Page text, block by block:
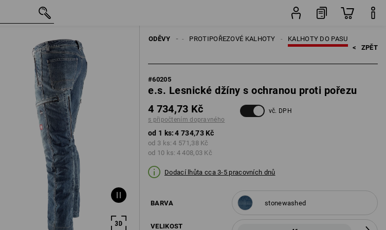
ODĚVY KALHOTY DO PASU
PROTIPOŘEZOVÉ KALHOTY
PRACOVNÍ KALHOTY
< ZPĚT
#60205
e.s. Lesnické džíny s ochranou proti pořezu
4 734,73 Kč
s připočtením dopravného
vč. DPH
od 1 ks: 4 734,73 Kč
od 3 ks: 4 571,38 Kč
od 10 ks: 4 408,03 Kč
Dodací lhůta cca 3-5 pracovních dnů
BARVA stonewashed
VELIKOST
4 734,73 Kč